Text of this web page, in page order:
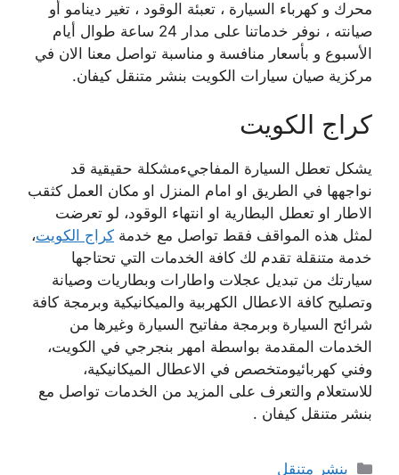
محرك و كهرباء السيارة ، تعبئة الوقود ، تغير دينامو أو
صيانته ، نوفر خدماتنا على مدار 24 ساعة طوال أيام
الأسبوع و بأسعار منافسة و مناسبة تواصل معنا الان في
مركزية صيان سيارات الكويت بنشر متنقل كيفان.
كراج الكويت
يشكل تعطل السيارة المفاجيءمشكلة حقيقية قد
نواجهها في الطريق او امام المنزل او مكان العمل كثقب
الاطار او تعطل البطارية او انتهاء الوقود، لو تعرضت
لمثل هذه المواقف فقط تواصل مع خدمة كراج الكويت،
خدمة متنقلة تقدم لك كافة الخدمات التي تحتاجها
سيارتك من تبديل عجلات واطارات وبطاريات وصيانة
وتصليح كافة الاعطال الكهربية والميكانيكية وبرمجة كافة
شرائح السيارة وبرمجة مفاتيح السيارة وغيرها من
الخدمات المقدمة بواسطة امهر بنجرجي في الكويت،
وفني كهربائيومتخصص في الاعطال الميكانيكية،
للاستعلام والتعرف على المزيد من الخدمات تواصل مع
بنشر متنقل كيفان .
التصنيفات
بنشر متنقل